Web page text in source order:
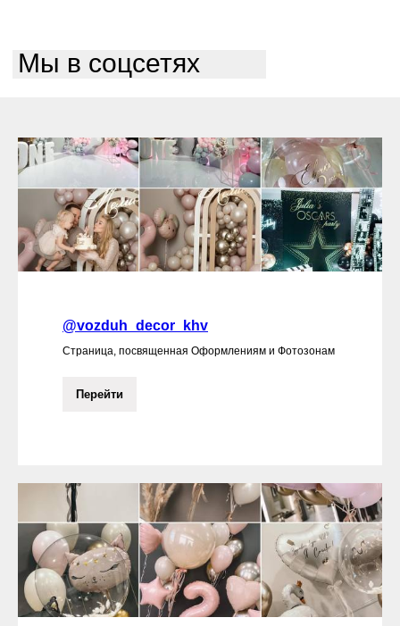
Мы в соцсетях
@vozduh_decor_khv
Страница, посвященная Оформлениям и Фотозонам
Перейти